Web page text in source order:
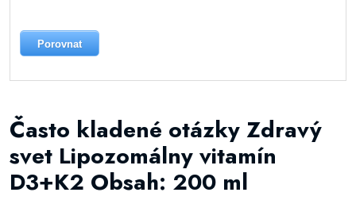
Porovnat
Často kladené otázky Zdravý
svet Lipozomálny vitamín
D3+K2 Obsah: 200 ml